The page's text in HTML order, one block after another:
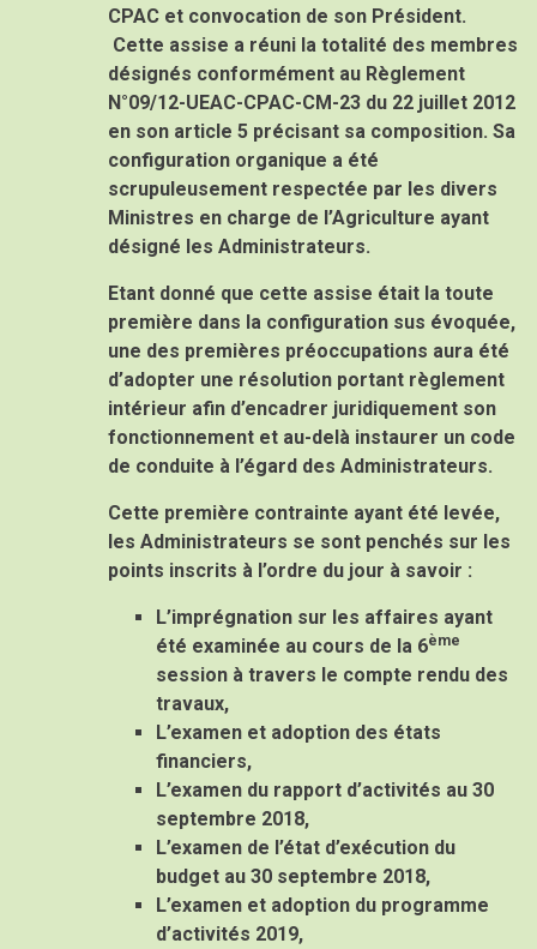
CPAC et convocation de son Président.
Cette assise a réuni la totalité des membres
désignés conformément au Règlement
N°09/12-UEAC-CPAC-CM-23 du 22 juillet 2012
en son article 5 précisant sa composition. Sa
configuration organique a été
scrupuleusement respectée par les divers
Ministres en charge de l’Agriculture ayant
désigné les Administrateurs.
Etant donné que cette assise était la toute
première dans la configuration sus évoquée,
une des premières préoccupations aura été
d’adopter une résolution portant règlement
intérieur afin d’encadrer juridiquement son
fonctionnement et au-delà instaurer un code
de conduite à l’égard des Administrateurs.
Cette première contrainte ayant été levée,
les Administrateurs se sont penchés sur les
points inscrits à l’ordre du jour à savoir :
L’imprégnation sur les affaires ayant
été examinée au cours de la 6ème
session à travers le compte rendu des
travaux,
L’examen et adoption des états
financiers,
L’examen du rapport d’activités au 30
septembre 2018,
L’examen de l’état d’exécution du
budget au 30 septembre 2018,
L’examen et adoption du programme
d’activités 2019,